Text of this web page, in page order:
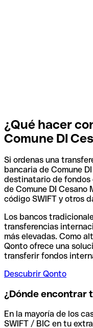
¿Qué hacer
Comune DI
Si ordenas una
bancaria de Comune
destinatario de fondos
de Comune DI Cesano
código SWIFT y otros
Los bancos
transferencias
más elevadas. Como
Qonto ofrece una
transferir fondos
Descubrir Qonto
¿Dónde encontrar
En la mayoría de los
SWIFT / BIC en tu